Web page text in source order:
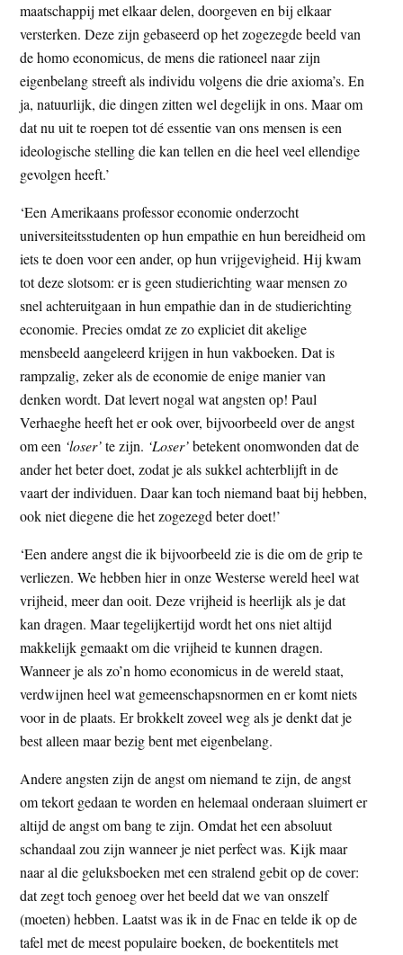
maatschappij met elkaar delen, doorgeven en bij elkaar
versterken. Deze zijn gebaseerd op het zogezegde beeld van
de homo economicus, de mens die rationeel naar zijn
eigenbelang streeft als individu volgens die drie axioma’s. En
ja, natuurlijk, die dingen zitten wel degelijk in ons. Maar om
dat nu uit te roepen tot dé essentie van ons mensen is een
ideologische stelling die kan tellen en die heel veel ellendige
gevolgen heeft.’
‘Een Amerikaans professor economie onderzocht
universiteitsstudenten op hun empathie en hun bereidheid om
iets te doen voor een ander, op hun vrijgevigheid. Hij kwam
tot deze slotsom: er is geen studierichting waar mensen zo
snel achteruitgaan in hun empathie dan in de studierichting
economie. Precies omdat ze zo expliciet dit akelige
mensbeeld aangeleerd krijgen in hun vakboeken. Dat is
rampzalig, zeker als de economie de enige manier van
denken wordt. Dat levert nogal wat angsten op! Paul
Verhaeghe heeft het er ook over, bijvoorbeeld over de angst
om een ‘loser’te zijn. ‘Loser’betekent onomwonden dat de
ander het beter doet, zodat je als sukkel achterblijft in de
vaart der individuen. Daar kan toch niemand baat bij hebben,
ook niet diegene die het zogezegd beter doet!’
‘Een andere angst die ik bijvoorbeeld zie is die om de grip te
verliezen. We hebben hier in onze Westerse wereld heel wat
vrijheid, meer dan ooit. Deze vrijheid is heerlijk als je dat
kan dragen. Maar tegelijkertijd wordt het ons niet altijd
makkelijk gemaakt om die vrijheid te kunnen dragen.
Wanneer je als zo’n homo economicus in de wereld staat,
verdwijnen heel wat gemeenschapsnormen en er komt niets
voor in de plaats. Er brokkelt zoveel weg als je denkt dat je
best alleen maar bezig bent met eigenbelang.
Andere angsten zijn de angst om niemand te zijn, de angst
om tekort gedaan te worden en helemaal onderaan sluimert er
altijd de angst om bang te zijn. Omdat het een absoluut
schandaal zou zijn wanneer je niet perfect was. Kijk maar
naar al die geluksboeken met een stralend gebit op de cover:
dat zegt toch genoeg over het beeld dat we van onszelf
(moeten) hebben. Laatst was ik in de Fnac en telde ik op de
tafel met de meest populaire boeken, de boekentitels met